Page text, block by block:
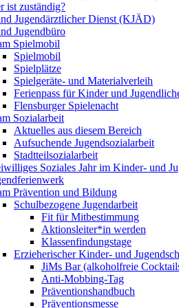
ist zuständig?
Jugendärztlicher Dienst (KJÄD)
Jugendbüro
Spielmobil
Spielmobil
Spielplätze
Spielgeräte- und Materialverleih
Ferienpass für Kinder und
Flensburger Spielenacht
Sozialarbeit
Aktuelles aus diesem Bereich
Aufsuchende Jugendsozialarbeit
Stadtteilsozialarbeit
Soziales Jahr im Kinder- und
Prävention und Bildung
Schulbezogene Jugendarbeit
Fit für Mitbestimmung
Aktionsleiter*in werden
Klassenfindungstage
Erzieherischer Kinder- und
JiMs Bar (alkoholfreie
Anti-Mobbing-Tag
Präventionshandbuch
Präventionsmesse